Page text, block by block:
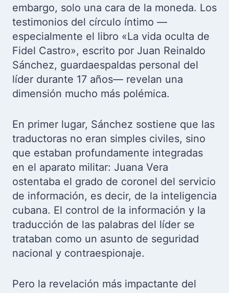
embargo, solo una cara de la moneda. Los
testimonios del círculo íntimo —
especialmente el libro «La vida oculta de
Fidel Castro», escrito por Juan Reinaldo
Sánchez, guardaespaldas personal del
líder durante 17 años— revelan una
dimensión mucho más polémica.
En primer lugar, Sánchez sostiene que las
traductoras no eran simples civiles, sino
que estaban profundamente integradas
en el aparato militar: Juana Vera
ostentaba el grado de coronel del servicio
de información, es decir, de la inteligencia
cubana. El control de la información y la
traducción de las palabras del líder se
trataban como un asunto de seguridad
nacional y contraespionaje.
Pero la revelación más impactante del